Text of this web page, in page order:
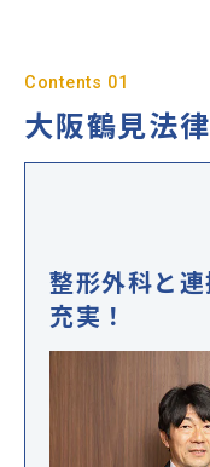
大阪鶴見法
整形外科と
充実！